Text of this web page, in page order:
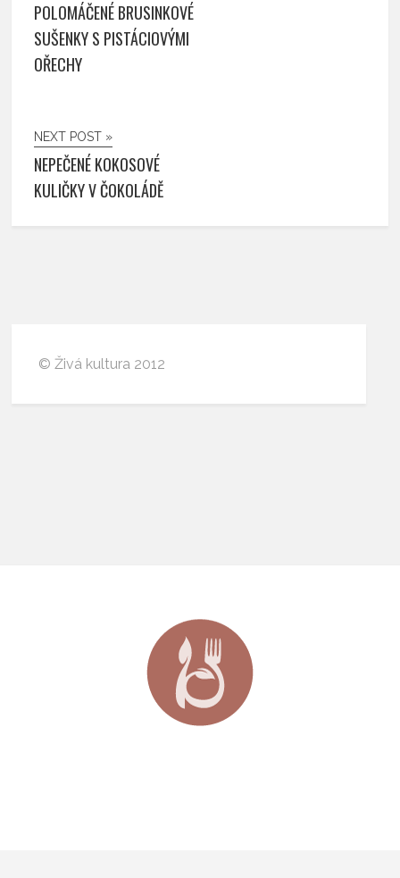
POLOMÁČENÉ BRUSINKOVÉ
SUŠENKY S PISTÁCIOVÝMI
OŘECHY
NEXT POST »
NEPEČENÉ KOKOSOVÉ
KULIČKY V ČOKOLÁDĚ
© Živá kultura 2012